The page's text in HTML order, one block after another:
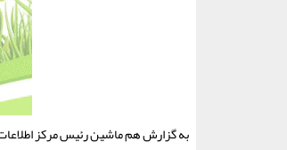
به گزارش هم ماشین رئیس مرکز